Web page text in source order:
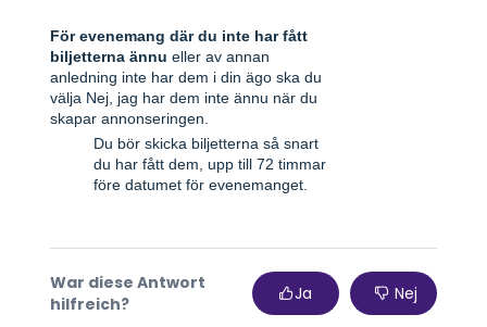
För evenemang där du inte har fått
biljetterna ännu eller av annan
anledning inte har dem i din ägo ska du
välja Nej, jag har dem inte ännu när du
skapar annonseringen.
Du bör skicka biljetterna så snart
du har fått dem, upp till 72 timmar
före datumet för evenemanget.
War diese Antwort
hilfreich?
Ja Nej